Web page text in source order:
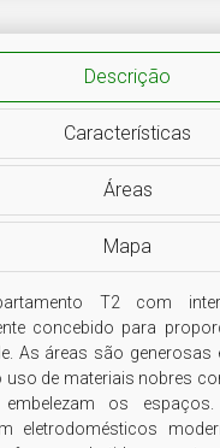
Descrição
Características
Áreas
Mapa
T2 com
concebido para
As áreas são generosas
uso de materiais nobres
embelezam os
eletrodomésticos